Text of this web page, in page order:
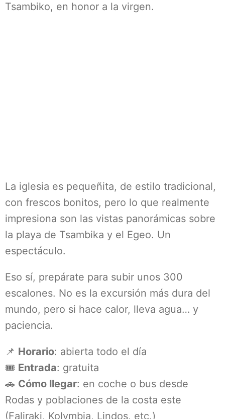
Tsambiko, en honor a la virgen.
La iglesia es pequeñita, de estilo tradicional,
con frescos bonitos, pero lo que realmente
impresiona son las vistas panorámicas sobre
la playa de Tsambika y el Egeo. Un
espectáculo.
Eso sí, prepárate para subir unos 300
escalones. No es la excursión más dura del
mundo, pero si hace calor, lleva agua… y
paciencia.
📌 Horario: abierta todo el día
🎟️ Entrada: gratuita
🚗 Cómo llegar: en coche o bus desde
Rodas y poblaciones de la costa este
(Faliraki, Kolymbia, Lindos, etc.)